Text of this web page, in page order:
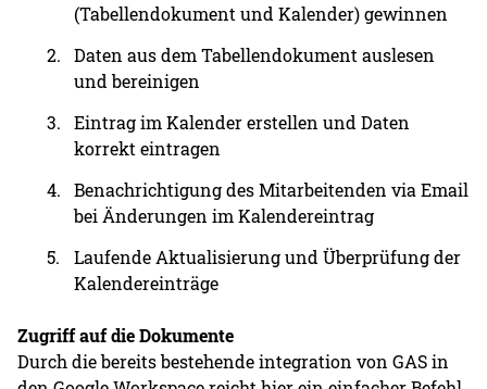
(Tabellendokument und Kalender) gewinnen
Daten aus dem Tabellendokument auslesen
und bereinigen
Eintrag im Kalender erstellen und Daten
korrekt eintragen
Benachrichtigung des Mitarbeitenden via Email
bei Änderungen im Kalendereintrag
Laufende Aktualisierung und Überprüfung der
Kalendereinträge
Zugriff auf die Dokumente
Durch die bereits bestehende integration von GAS in